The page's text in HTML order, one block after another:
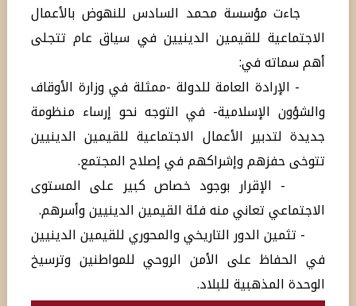
جاءت مؤسسة محمد السادس للنهوض بالأعمال
الاجتماعية للقيمين الدينيين في سياق عام تتجلى
أهم سماته في:
- الإرادة العامة للدولة -ممثلة في وزارة الأوقاف
والشؤون الإسلامية- في التوجه نحو إرساء منظومة
جديدة لتدبير الأعمال الاجتماعية للقيمين الدينيين
تتوخى حفزهم وإشراكهم في إصلاح المجتمع.
- الإقرار بوجود خصاص كبير على المستوى
الاجتماعي تعاني منه فئة القيمين الدينيين وأسرهم.
- تثمين الدور التاريخي والمحوري للقيمين الدينيين
في الحفاظ على الأمن الروحي للمواطنين وترسيخ
الوحدة المذهبية للبلاد.